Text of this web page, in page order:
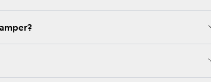
Camper?